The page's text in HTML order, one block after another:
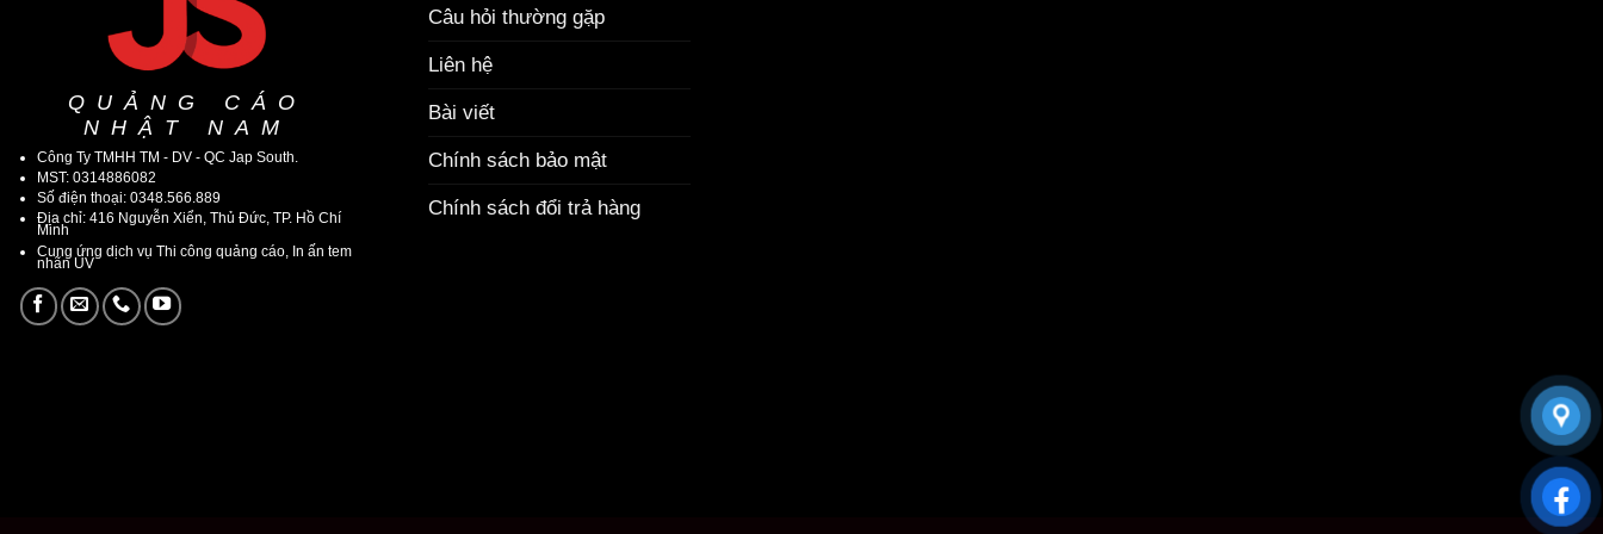
QUẢNG CÁO
NHẬT NAM
Công Ty TMHH TM - DV - QC Jap South.
MST: 0314886082
Số điện thoại: 0348.566.889
Địa chỉ: 416 Nguyễn Xiển, Thủ Đức, TP. Hồ Chí
Minh
Cung ứng dịch vụ Thi công quảng cáo, In ấn tem
nhãn UV
Câu hỏi thường gặp
Liên hệ
Bài viết
Chính sách bảo mật
Chính sách đổi trả hàng